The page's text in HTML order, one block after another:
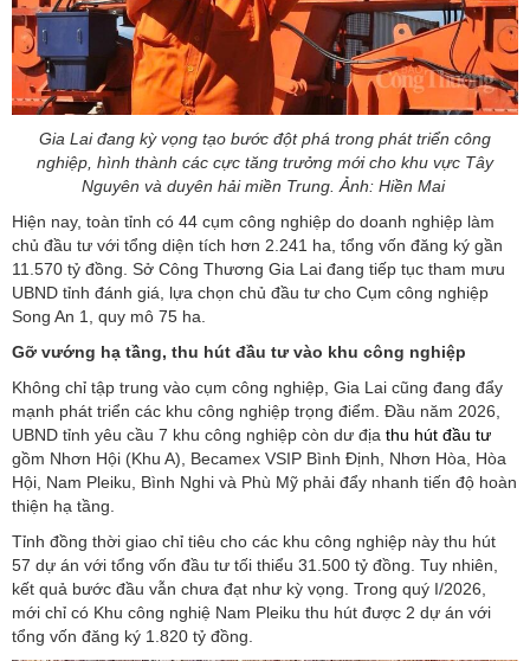
Gia Lai đang kỳ vọng tạo bước đột phá trong phát triển công
nghiệp, hình thành các cực tăng trưởng mới cho khu vực Tây
Nguyên và duyên hải miền Trung. Ảnh: Hiền Mai
Hiện nay, toàn tỉnh có 44 cụm công nghiệp do doanh nghiệp làm
chủ đầu tư với tổng diện tích hơn 2.241 ha, tổng vốn đăng ký gần
11.570 tỷ đồng. Sở Công Thương Gia Lai đang tiếp tục tham mưu
UBND tỉnh đánh giá, lựa chọn chủ đầu tư cho Cụm công nghiệp
Song An 1, quy mô 75 ha.
Gỡ vướng hạ tầng, thu hút đầu tư vào khu công nghiệp
Không chỉ tập trung vào cụm công nghiệp, Gia Lai cũng đang đẩy
mạnh phát triển các khu công nghiệp trọng điểm. Đầu năm 2026,
UBND tỉnh yêu cầu 7 khu công nghiệp còn dư địa thu hút đầu tư
gồm Nhơn Hội (Khu A), Becamex VSIP Bình Định, Nhơn Hòa, Hòa
Hội, Nam Pleiku, Bình Nghi và Phù Mỹ phải đẩy nhanh tiến độ hoàn
thiện hạ tầng.
Tỉnh đồng thời giao chỉ tiêu cho các khu công nghiệp này thu hút
57 dự án với tổng vốn đầu tư tối thiểu 31.500 tỷ đồng. Tuy nhiên,
kết quả bước đầu vẫn chưa đạt như kỳ vọng. Trong quý I/2026,
mới chỉ có Khu công nghiệ Nam Pleiku thu hút được 2 dự án với
tổng vốn đăng ký 1.820 tỷ đồng.